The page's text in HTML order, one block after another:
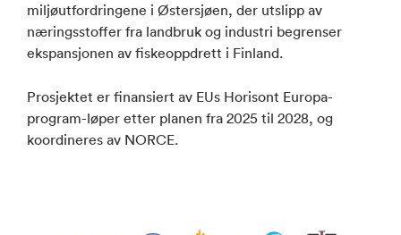
miljøutfordringene i Østersjøen, der utslipp av
næringsstoffer fra landbruk og industri begrenser
ekspansjonen av fiskeoppdrett i Finland.
Prosjektet er finansiert av EUs Horisont Europa-
program-løper etter planen fra 2025 til 2028, og
koordineres av NORCE.